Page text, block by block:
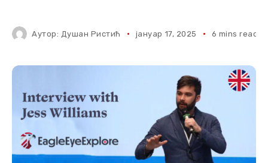
Аутор: Душан Ристић јануар 17, 2025 6 mins read